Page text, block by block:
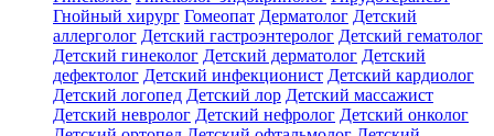
Гнойный хирург Гомеопат Дерматолог Детский
аллерголог Детский гастроэнтеролог Детский гематолог
Детский гинеколог Детский дерматолог Детский
дефектолог Детский инфекционист Детский кардиолог
Детский логопед Детский лор Детский массажист
Детский невролог Детский нефролог Детский онколог